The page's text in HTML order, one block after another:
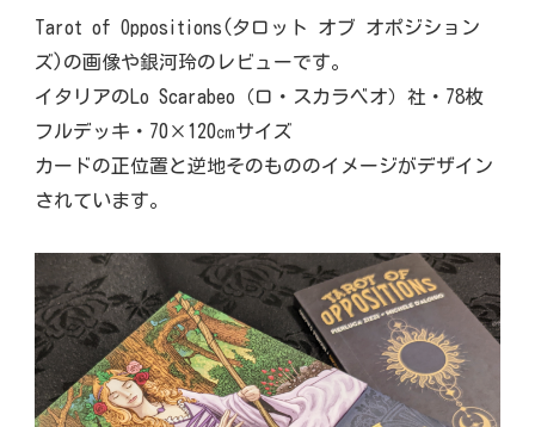
Tarot of Oppositions(タロット オブ オポジション
ズ)の画像や銀河玲のレビューです。
イタリアのLo Scarabeo（ロ・スカラベオ）社・78枚
フルデッキ・70×120㎝サイズ
カードの正位置と逆地そのもののイメージがデザイン
されています。